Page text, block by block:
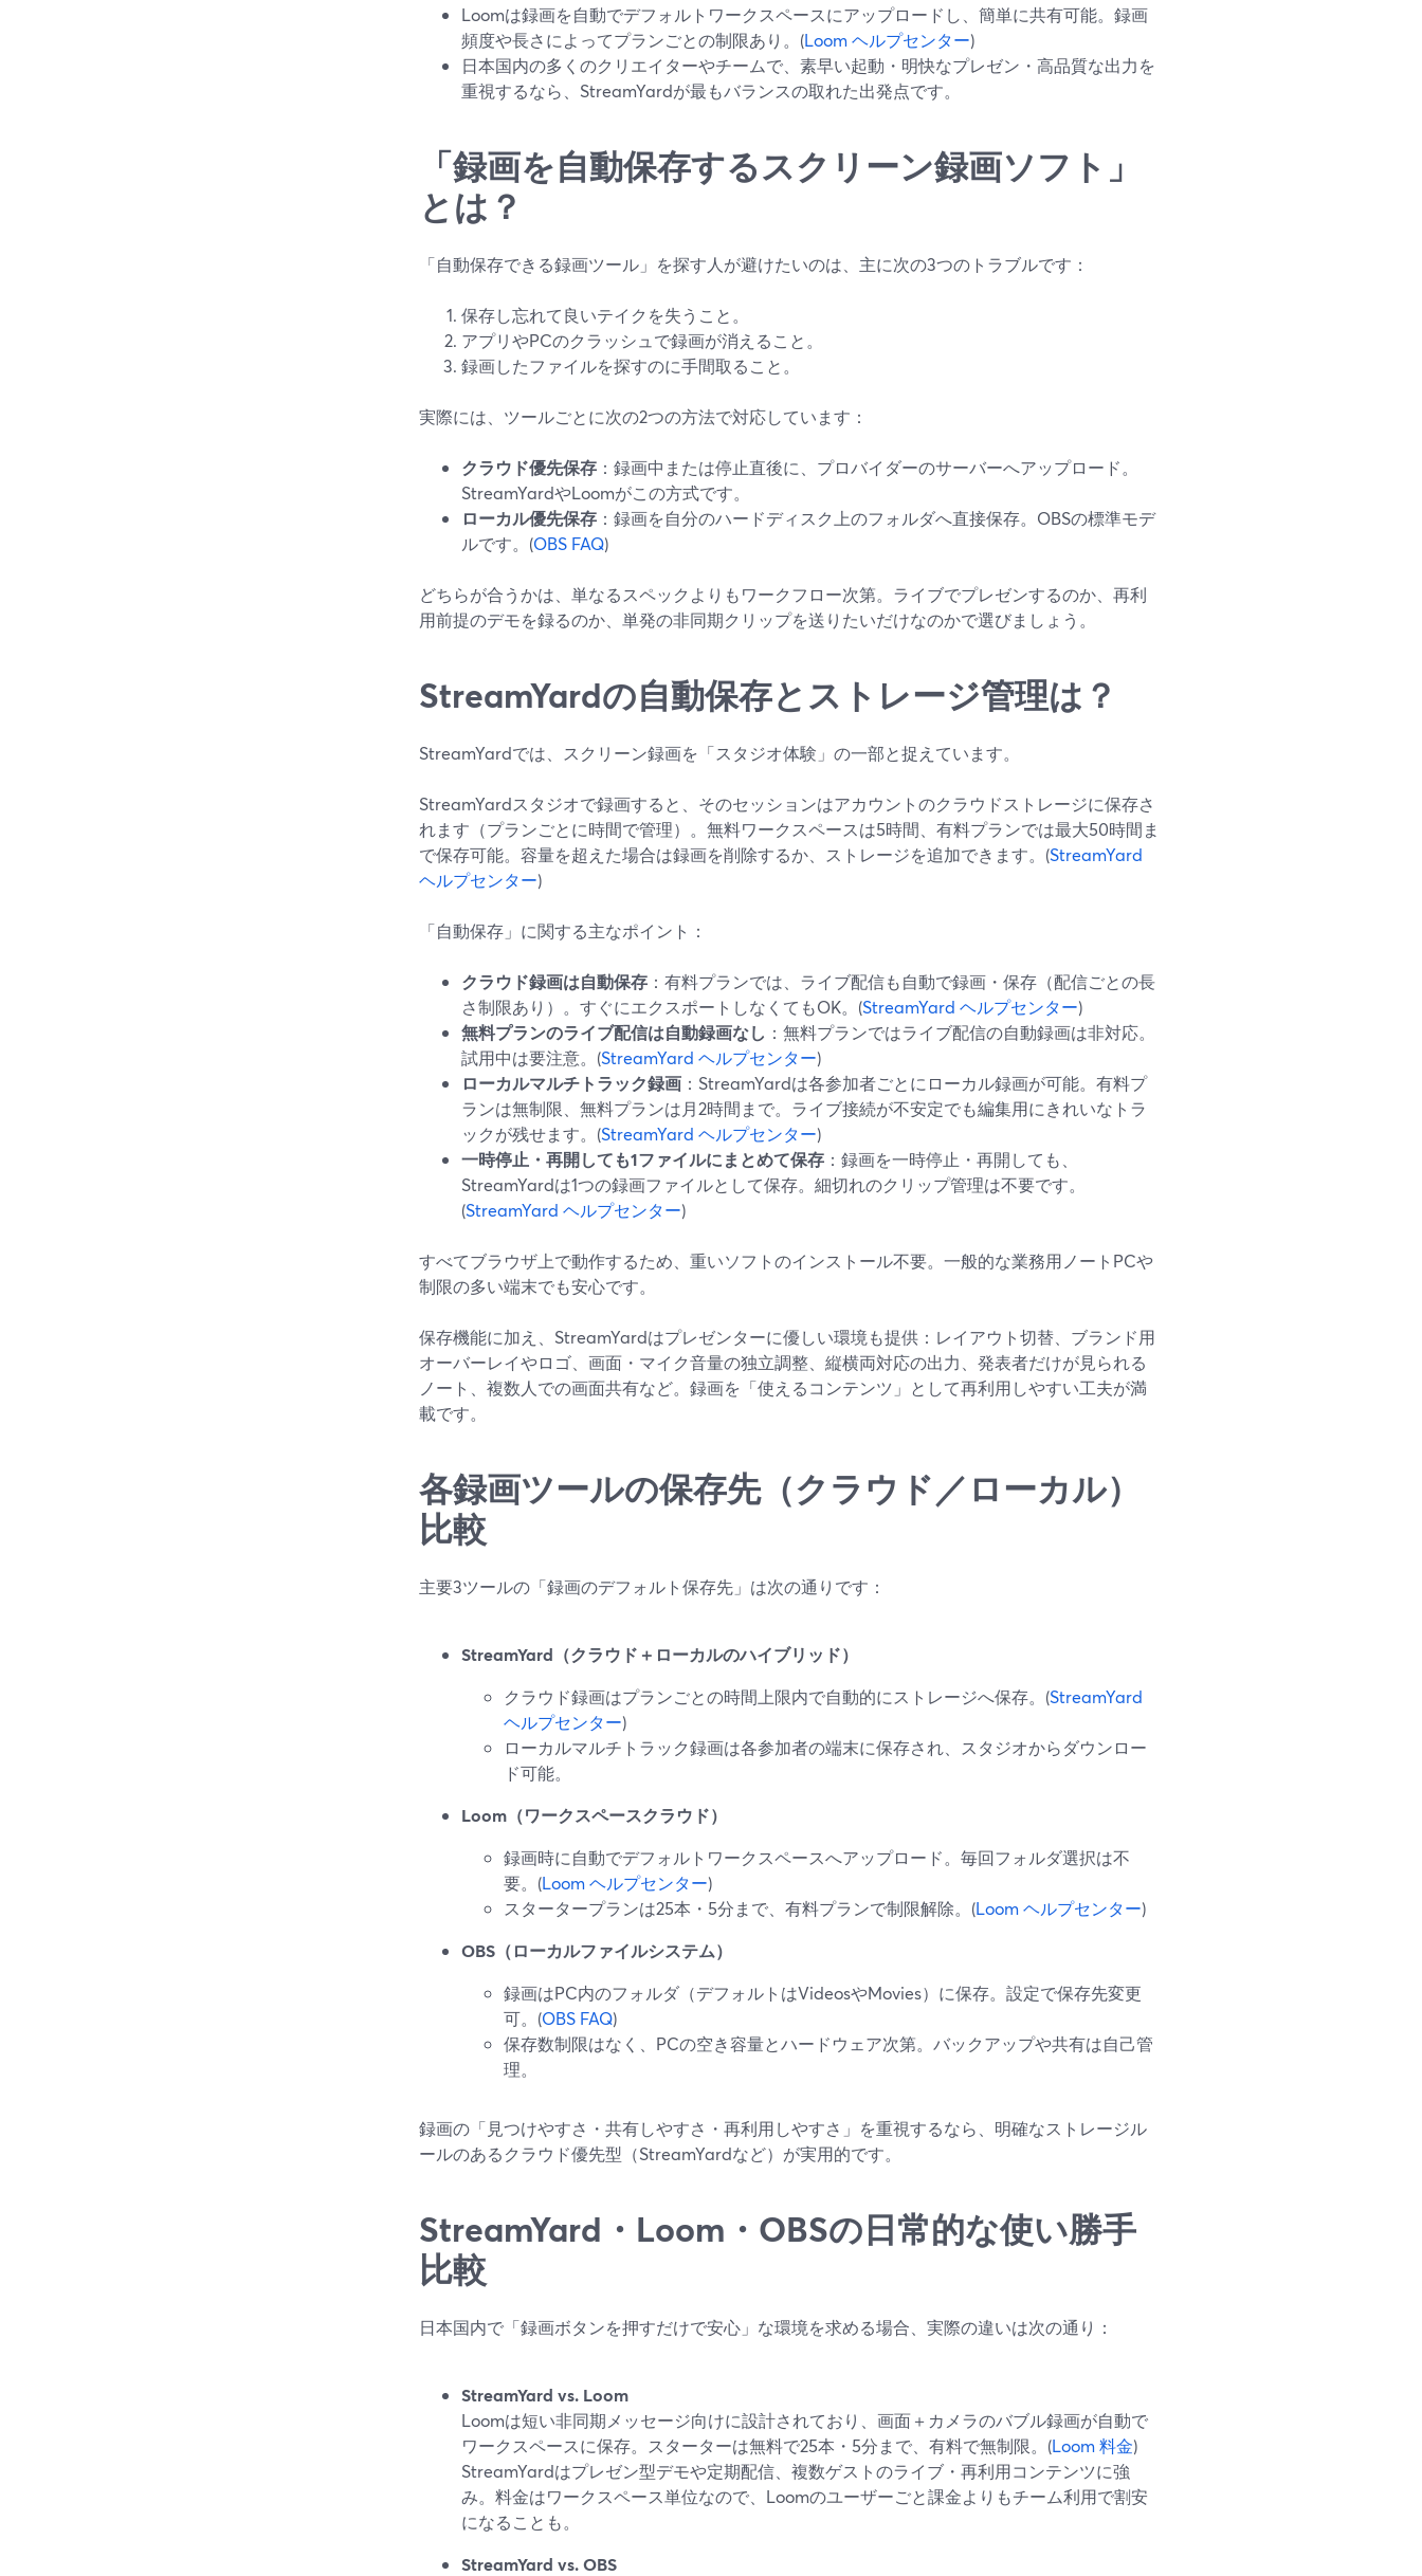
Loomは録画を自動でデフォルトワークスペースにアップロードし、簡単に共有可能。録画
頻度や長さによってプランごとの制限あり。(Loom ヘルプセンター)
日本国内の多くのクリエイターやチームで、素早い起動・明快なプレゼン・高品質な出力を
重視するなら、StreamYardが最もバランスの取れた出発点です。
「録画を自動保存するスクリーン録画ソフト」
とは？
「自動保存できる録画ツール」を探す人が避けたいのは、主に次の3つのトラブルです：
保存し忘れて良いテイクを失うこと。
アプリやPCのクラッシュで録画が消えること。
録画したファイルを探すのに手間取ること。
実際には、ツールごとに次の2つの方法で対応しています：
クラウド優先保存 ：録画中または停止直後に、プロバイダーのサーバーへアップロード。
StreamYardやLoomがこの方式です。
ローカル優先保存 ：録画を自分のハードディスク上のフォルダへ直接保存。OBSの標準モデ
ルです。(OBS FAQ)
どちらが合うかは、単なるスペックよりもワークフロー次第。ライブでプレゼンするのか、再利
用前提のデモを録るのか、単発の非同期クリップを送りたいだけなのかで選びましょう。
StreamYardの自動保存とストレージ管理は？
StreamYardでは、スクリーン録画を「スタジオ体験」の一部と捉えています。
StreamYardスタジオで録画すると、そのセッションはアカウントのクラウドストレージに保存さ
れます（プランごとに時間で管理）。無料ワークスペースは5時間、有料プランでは最大50時間ま
で保存可能。容量を超えた場合は録画を削除するか、ストレージを追加できます。(StreamYard
ヘルプセンター)
「自動保存」に関する主なポイント：
クラウド録画は自動保存 ：有料プランでは、ライブ配信も自動で録画・保存（配信ごとの長
さ制限あり）。すぐにエクスポートしなくてもOK。(StreamYard ヘルプセンター)
無料プランのライブ配信は自動録画なし ：無料プランではライブ配信の自動録画は非対応。
試用中は要注意。(StreamYard ヘルプセンター)
ローカルマルチトラック録画 ：StreamYardは各参加者ごとにローカル録画が可能。有料プ
ランは無制限、無料プランは月2時間まで。ライブ接続が不安定でも編集用にきれいなトラ
ックが残せます。(StreamYard ヘルプセンター)
一時停止・再開しても1ファイルにまとめて保存 ：録画を一時停止・再開しても、
StreamYardは1つの録画ファイルとして保存。細切れのクリップ管理は不要です。
(StreamYard ヘルプセンター)
すべてブラウザ上で動作するため、重いソフトのインストール不要。一般的な業務用ノートPCや
制限の多い端末でも安心です。
保存機能に加え、StreamYardはプレゼンターに優しい環境も提供：レイアウト切替、ブランド用
オーバーレイやロゴ、画面・マイク音量の独立調整、縦横両対応の出力、発表者だけが見られる
ノート、複数人での画面共有など。録画を「使えるコンテンツ」として再利用しやすい工夫が満
載です。
各録画ツールの保存先（クラウド／ローカル）
比較
主要3ツールの「録画のデフォルト保存先」は次の通りです：
StreamYard（クラウド＋ローカルのハイブリッド）
クラウド録画はプランごとの時間上限内で自動的にストレージへ保存。(StreamYard
ヘルプセンター)
ローカルマルチトラック録画は各参加者の端末に保存され、スタジオからダウンロー
ド可能。
Loom（ワークスペースクラウド）
録画時に自動でデフォルトワークスペースへアップロード。毎回フォルダ選択は不
要。(Loom ヘルプセンター)
スタータープランは25本・5分まで、有料プランで制限解除。(Loom ヘルプセンター)
OBS（ローカルファイルシステム）
録画はPC内のフォルダ（デフォルトはVideosやMovies）に保存。設定で保存先変更
可。(OBS FAQ)
保存数制限はなく、PCの空き容量とハードウェア次第。バックアップや共有は自己管
理。
録画の「見つけやすさ・共有しやすさ・再利用しやすさ」を重視するなら、明確なストレージル
ールのあるクラウド優先型（StreamYardなど）が実用的です。
StreamYard・Loom・OBSの日常的な使い勝手
比較
日本国内で「録画ボタンを押すだけで安心」な環境を求める場合、実際の違いは次の通り：
StreamYard vs. Loom
Loomは短い非同期メッセージ向けに設計されており、画面＋カメラのバブル録画が自動で
ワークスペースに保存。スターターは無料で25本・5分まで、有料で無制限。(Loom 料金)
StreamYardはプレゼン型デモや定期配信、複数ゲストのライブ・再利用コンテンツに強
み。料金はワークスペース単位なので、Loomのユーザーごと課金よりもチーム利用で割安
になることも。
StreamYard vs. OBS